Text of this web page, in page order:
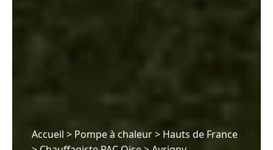
Accueil > Pompe à chaleur> Hauts de France